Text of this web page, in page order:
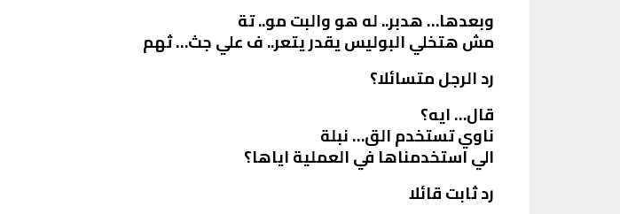
وبعدها… هدبر.. له هو والبت مو.. تة
مش هتخلي البوليس يقدر يتعر.. ف علي جث… ثهم
رد الرجل متسائلا؟
قال… ايه؟
ناوي تستخدم الق… نبلة
الي استخدمناها في العملية اياها؟
رد ثابت قائلا